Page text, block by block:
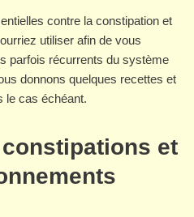
contre la constipation et
utiliser afin de vous
parfois récurrents du système
donnons quelques recettes et
le cas échéant.
et